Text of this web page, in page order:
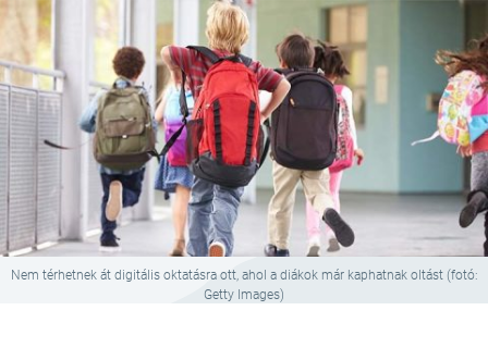
Nem térhetnek át digitális oktatásra ott, ahol a diákok már kaphatnak oltást (fotó:
Getty Images)